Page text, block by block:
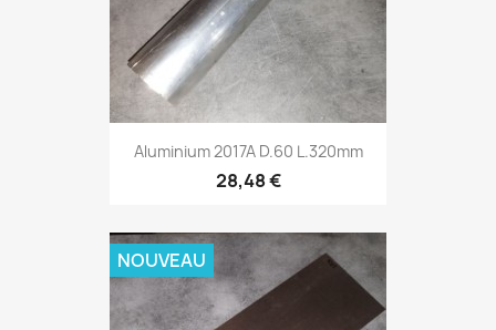
Aluminium 2017A D.60 L.320mm
28,48 €
NOUVEAU